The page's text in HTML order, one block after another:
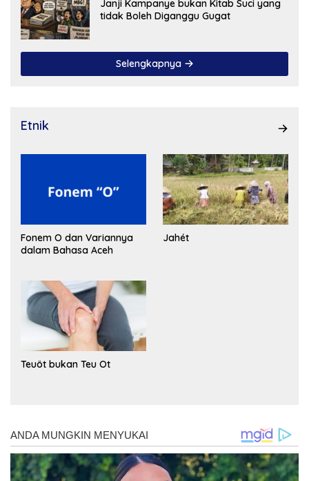
Janji Kampanye bukan Kitab Suci yang
tidak Boleh Diganggu Gugat
Selengkapnya
Etnik
Fonem O dan Variannya
dalam Bahasa Aceh
Jahét
Teuöt bukan Teu Ot